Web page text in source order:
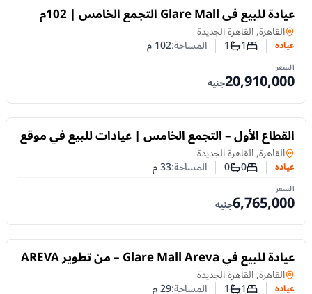
للبيع عيادة للبيع في Glare Mall التجمع الخامس | 102م
بمقدم 10% | تقسيط
عيادهفي
القاهرة, القاهرة الجديدة
عياده عدد غرف النوم
1عدد الحمامات
1 المساحة:102م
السعر
20,910,000جنيه
للبيع
القطاع الأول – التجمع الخامس | عيادات للبيع في موقع
طبي واستثماري مميز
عيادهفي
القاهرة, القاهرة الجديدة
عياده عدد غرف النوم
0عدد الحمامات
0 المساحة:33م
السعر
6,765,000جنيه
للبيع عيادة للبيع في Glare Mall Areva – من تطوير AREVA
Development
عيادهفي
القاهرة, القاهرة الجديدة
عياده 1
1 المساحة:29م